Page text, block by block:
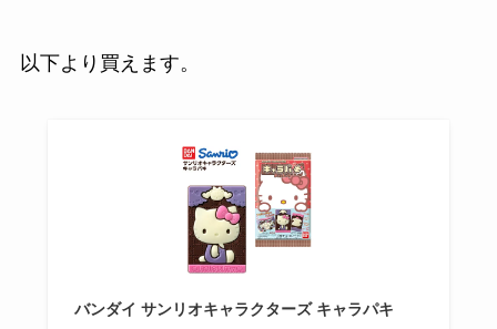
以下より買えます。
バンダイ サンリオキャラクターズ キャラパキ